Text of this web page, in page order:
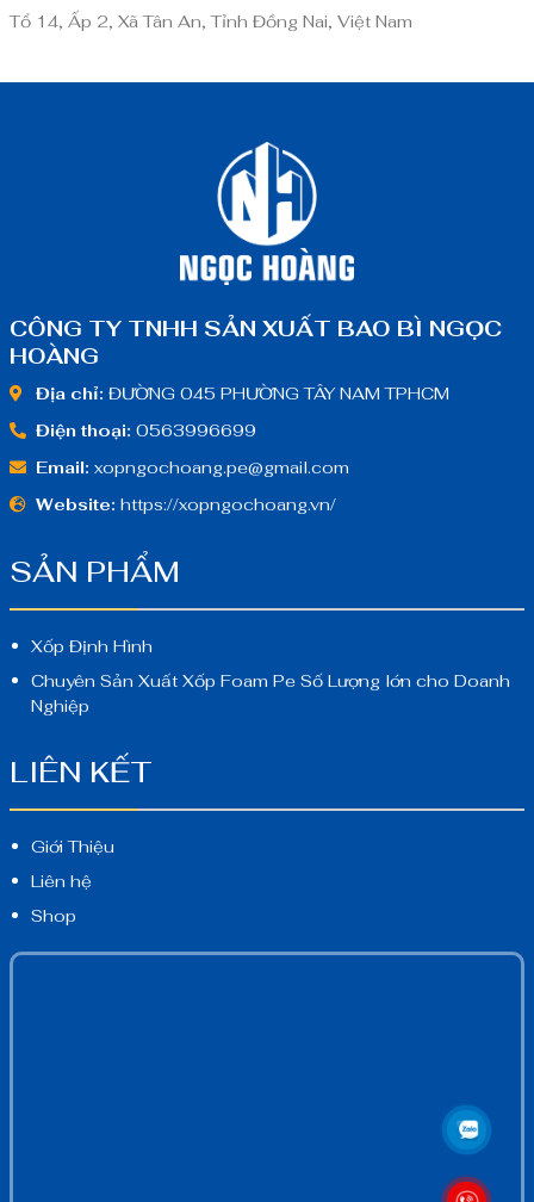
Tổ 14, Ấp 2, Xã Tân An, Tỉnh Đồng Nai, Việt Nam
CÔNG TY TNHH SẢN XUẤT BAO BÌ NGỌC
HOÀNG
Địa chỉ: ĐƯỜNG 045 PHƯỜNG TÂY NAM TPHCM
Điện thoại: 0563996699
Email: xopngochoang.pe@gmail.com
Website: https://xopngochoang.vn/
SẢN PHẨM
Xốp Định Hình
Chuyên Sản Xuất Xốp Foam Pe Số Lượng lớn cho Doanh
Nghiệp
LIÊN KẾT
Giới Thiệu
Liên hệ
Shop